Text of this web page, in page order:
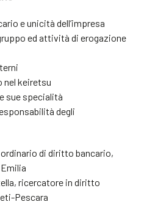
e unicità dell’impresa
ed attività di erogazione
nel keiretsu
sue specialità
degli
di diritto bancario,
ricercatore in diritto
Pescara